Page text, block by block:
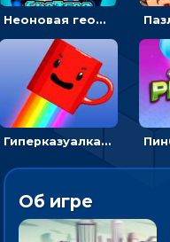
Неоновая геометрия: прыгай через препятствия и собирай шары
Гиперказуалка Летающая чашка кофе: двигаться и собирать кубики сахара
Об игре